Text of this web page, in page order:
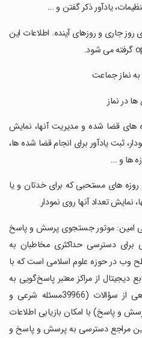
یادآور ذکر گفتن و ...
جاری و روزهای آینده. اطلاعات این
نماز جماعت
در نماز
های قضا شده و مدیریت آنها، نمایش
ثبت یادآور برای انجام قضا شده ها،
ها و ...
های مستحبی که برای خدتان و یا
نمایش تعداد آنها روی نمودار
امین: موتور جستجوی پرسش و پاسخ
برای دسترسی حداکثری مخاطبان به
در حوزه علوم اسلامی است که با
دیجیتال از مراکز معتبر پاسخ‌گویی به
سؤالات دینی؛ و تجمیع بانک جامعی از سؤالات (39966مسئله شرعی و
استفتاء از مراجع و 54466 پرسش و پاسخ) با امکان بازیابی اطلاعات
مراجع دسترسی به پرسش و پاسخ و